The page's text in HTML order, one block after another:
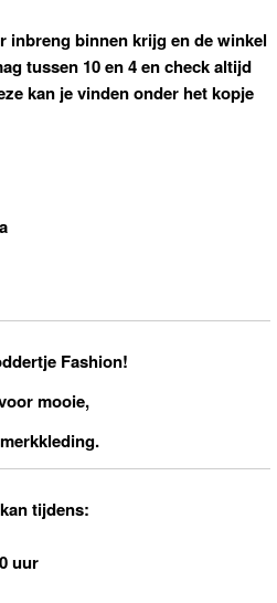
inbreng binnen krijg en de winkel
tussen 10 en 4 en check altijd
kan je vinden onder het kopje
Fashion!
mooie,
tijdens:
uur